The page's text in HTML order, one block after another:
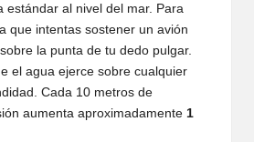
estándar al nivel del mar. Para
que intentas sostener un avión
la punta de tu dedo pulgar.
el agua ejerce sobre cualquier
Cada 10 metros de
aumenta aproximadamente 1